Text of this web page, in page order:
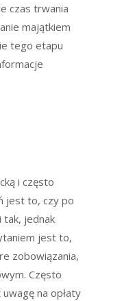
czas trwania
majątkiem
tego etapu
i często
jest to, czy po
tak, jednak
jest to,
zobowiązania,
Często
na opłaty